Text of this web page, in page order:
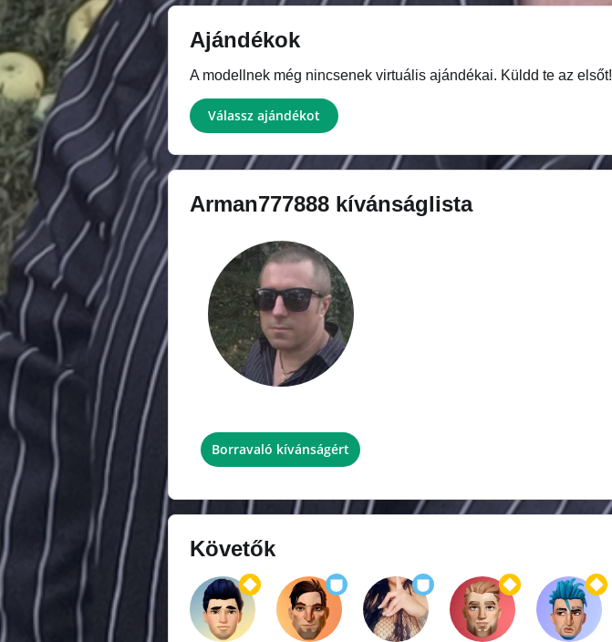
Ajándékok
A modellnek még nincsenek virtuális ajándékai. Küldd te az elsőt!
Válassz ajándékot
Arman777888 kívánságlista
Borravaló kívánságért
Követők